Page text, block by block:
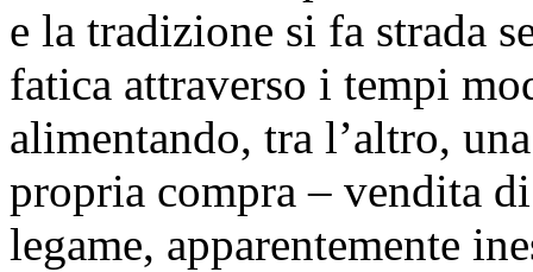
e la tradizione si fa strada
fatica attraverso i tempi
alimentando, tra l’altro,
propria compra – vendita
legame, apparentemente